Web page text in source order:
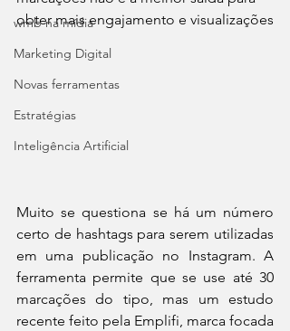
wmb na mídia
Marketing Digital
Novas ferramentas
Estratégias
Inteligência Artificial
obter mais engajamento e visualizações
Muito se questiona se há um número
certo de hashtags para serem utilizadas
em uma publicação no Instagram. A
ferramenta permite que se use até 30
marcações do tipo, mas um estudo
recente feito pela Emplifi, marca focada